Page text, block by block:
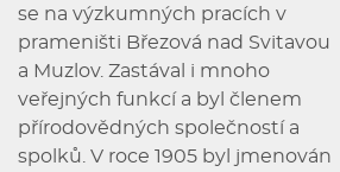
se na výzkumných pracích v
prameništi Březová nad Svitavou
a Muzlov. Zastával i mnoho
veřejných funkcí a byl členem
přírodovědných společností a
spolků. V roce 1905 byl jmenován